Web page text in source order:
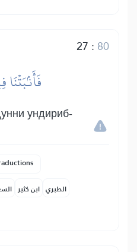
27 : 80
فَأَنۢبَتۡنَا
ундириб-
ابن كثير الطبري